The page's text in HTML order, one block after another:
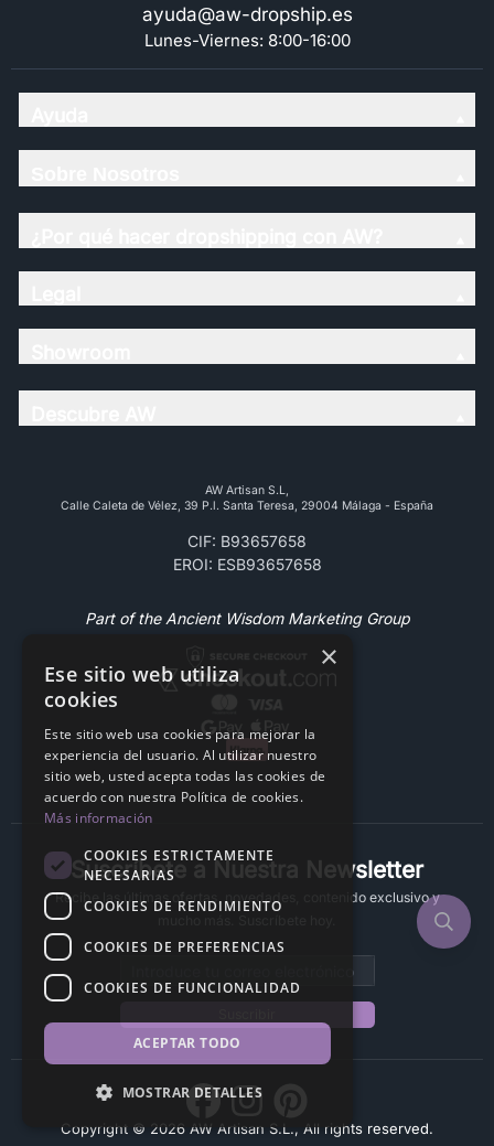
ayuda@aw-dropship.es
Lunes-Viernes: 8:00-16:00
AW Artisan S.L,
Calle Caleta de Vélez, 39 P.l. Santa Teresa, 29004 Málaga - España
CIF: B93657658
EROI: ESB93657658
Part of the Ancient Wisdom Marketing Group
Suscríbete a Nuestra Newsletter
Recibe las últimas ofertas, novedades, contenido exclusivo y
Copyright © 2026 AW Artisan S.L., All rights reserved.
×
Ese sitio web utiliza
cookies
Este sitio web usa cookies para mejorar la
experiencia del usuario. Al utilizar nuestro
sitio web, usted acepta todas las cookies de
acuerdo con nuestra Política de cookies.
Más información
COOKIES ESTRICTAMENTE
NECESARIAS
COOKIES DE RENDIMIENTO
COOKIES DE PREFERENCIAS
COOKIES DE FUNCIONALIDAD
ACEPTAR TODO
MOSTRAR DETALLES